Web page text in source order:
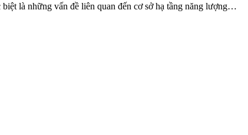
là những vấn đề liên quan đến cơ sở hạ tầng năng lượng…